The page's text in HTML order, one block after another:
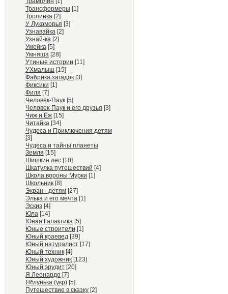
Трансформеры [1]
Тропинка [2]
У Лукоморья [3]
Узнавайка [2]
Узнай-ка [2]
Умейка [5]
Умняша [28]
Утиные истории [11]
УХмалыш [15]
Фабрика загадок [3]
Фиксики [1]
Филя [7]
Человек-Паук [5]
Человек-Паук и его друзья [3]
Чиж и Ёж [15]
Читайка [34]
Чудеса и Приключения детям
[3]
Чудеса и тайны планеты
Земля [15]
Шишкин лес [10]
Шкатулка путешествий [4]
Школа вороны Мурки [1]
Школьник [8]
Экран - детям [27]
Элька и его мечта [1]
Эскиз [4]
Юла [14]
Юная Галактика [5]
Юные строители [1]
Юный краевед [39]
Юный натуралист [17]
Юный техник [4]
Юный художник [123]
Юный эрудит [20]
Я Леонардо [7]
Яблунька (укр) [5]
Путешествие в сказку [2]